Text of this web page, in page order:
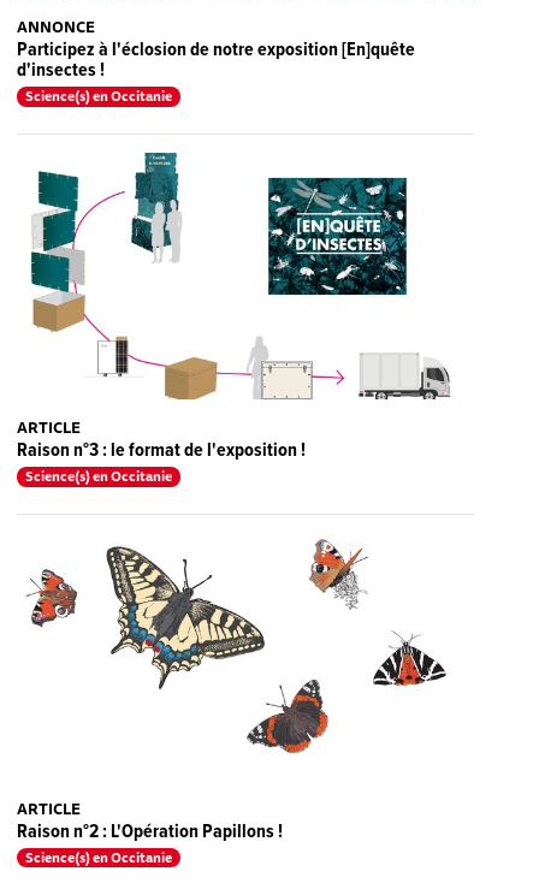
ANNONCE
Participez à l'éclosion de notre exposition [En]quête
d'insectes !
Science(s) en Occitanie
ARTICLE
Raison n°3 : le format de l'exposition !
Science(s) en Occitanie
ARTICLE
Raison n°2 : L'Opération Papillons !
Science(s) en Occitanie